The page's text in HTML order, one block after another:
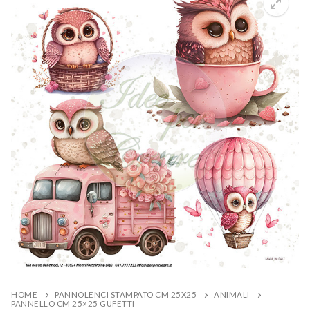
HOME PANNOLENCI STAMPATO CM 25X25
ANIMALI
PANNELLO CM 25×25 GUFETTI